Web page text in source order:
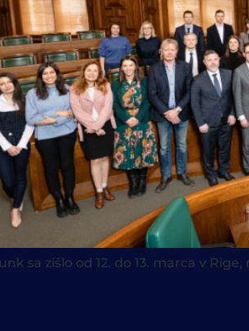
sa zišlo od 12. do 13. marca v